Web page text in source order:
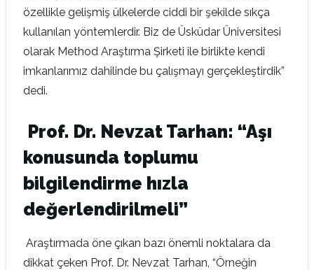
özellikle gelişmiş ülkelerde ciddi bir şekilde sıkça
kullanılan yöntemlerdir. Biz de Üsküdar Üniversitesi
olarak Method Araştırma Şirketi ile birlikte kendi
imkanlarımız dahilinde bu çalışmayı gerçekleştirdik”
dedi.
Prof. Dr. Nevzat Tarhan: “Aşı
konusunda toplumu
bilgilendirme hızla
değerlendirilmeli”
Araştırmada öne çıkan bazı önemli noktalara da
dikkat çeken Prof. Dr. Nevzat Tarhan, “Örneğin